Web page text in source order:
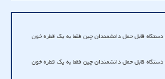
با دقت ۹۵ درصدی دستگاه قابل حمل دانشمندان چین فقط به یک قطره خون
با دقت 95 درصدی دستگاه قابل حمل دانشمندان چین فقط به یک قطره خون